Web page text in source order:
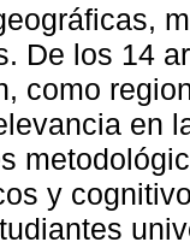
De los 14
como
en
y